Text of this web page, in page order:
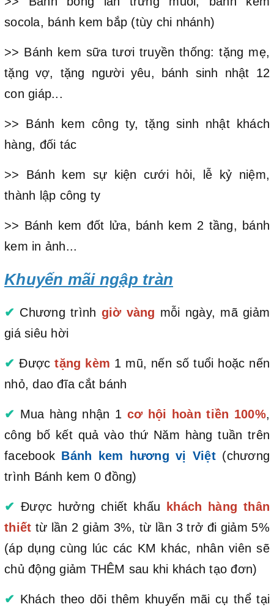
socola, bánh kem bắp (tùy chi nhánh)
>> Bánh kem sữa tươi truyền thống: tặng mẹ,
tặng vợ, tặng người yêu, bánh sinh nhật 12
con giáp...
>> Bánh kem công ty, tặng sinh nhật khách
hàng, đối tác
>> Bánh kem sự kiện cưới hỏi, lễ kỷ niệm,
thành lập công ty
>> Bánh kem đốt lửa, bánh kem 2 tầng, bánh
kem in ảnh...
Khuyến mãi ngập tràn
✔ Chương trình giờ vàng mỗi ngày, mã giảm
giá siêu hời
✔ Được tặng kèm 1 mũ, nến số tuổi hoặc nến
nhỏ, dao đĩa cắt bánh
✔ Mua hàng nhận 1 cơ hội hoàn tiền 100%,
công bố kết quả vào thứ Năm hàng tuần trên
facebook Bánh kem hương vị Việt(chương
trình Bánh kem 0 đồng)
✔ Được hưởng chiết khấu khách hàng thân
thiết từ lần 2 giảm 3%, từ lần 3 trở đi giảm 5%
(áp dụng cùng lúc các KM khác, nhân viên sẽ
chủ động giảm THÊM sau khi khách tạo đơn)
✔ Khách theo dõi thêm khuyến mãi cụ thể tại